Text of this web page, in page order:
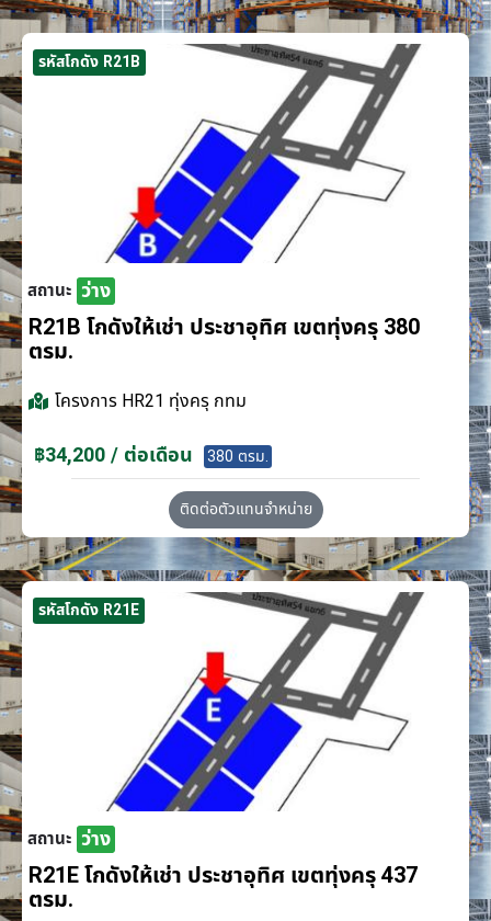
รหัสโกดัง R21B
สถานะ ว่าง
R21B โกดังให้เช่า ประชาอุทิศ เขตทุ่งครุ 380
ตรม.
โครงการ HR21 ทุ่งครุ กทม
฿34,200 / ต่อเดือน 380 ตรม.
ติดต่อตัวแทนจำหน่าย
รหัสโกดัง R21E
สถานะ ว่าง
R21E โกดังให้เช่า ประชาอุทิศ เขตทุ่งครุ 437
ตรม.